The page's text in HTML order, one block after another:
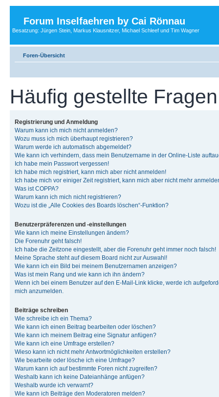
Forum Inselfaehren by Cai Rönnau
Besatzung: Jürgen Stein, Markus Klausnitzer, Michael Schleef und Tim Wagner
Foren-Übersicht
Häufig gestellte Fragen
Registrierung und Anmeldung
Warum kann ich mich nicht anmelden?
Wozu muss ich mich überhaupt registrieren?
Warum werde ich automatisch abgemeldet?
Wie kann ich verhindern, dass mein Benutzername in der Online-Liste
Ich habe mein Passwort vergessen!
Ich habe mich registriert, kann mich aber nicht anmelden!
Ich habe mich vor einiger Zeit registriert, kann mich aber nicht mehr
Was ist COPPA?
Warum kann ich mich nicht registrieren?
Wozu ist die „Alle Cookies des Boards löschen“-Funktion?
Benutzerpräferenzen und -einstellungen
Wie kann ich meine Einstellungen ändern?
Die Forenuhr geht falsch!
Ich habe die Zeitzone eingestellt, aber die Forenuhr geht immer noch falsch!
Meine Sprache steht auf diesem Board nicht zur Auswahl!
Wie kann ich ein Bild bei meinem Benutzernamen anzeigen?
Was ist mein Rang und wie kann ich ihn ändern?
Wenn ich bei einem Benutzer auf den E-Mail-Link klicke, werde ich
mich anzumelden.
Beiträge schreiben
Wie schreibe ich ein Thema?
Wie kann ich einen Beitrag bearbeiten oder löschen?
Wie kann ich meinem Beitrag eine Signatur anfügen?
Wie kann ich eine Umfrage erstellen?
Wieso kann ich nicht mehr Antwortmöglichkeiten erstellen?
Wie bearbeite oder lösche ich eine Umfrage?
Warum kann ich auf bestimmte Foren nicht zugreifen?
Weshalb kann ich keine Dateianhänge anfügen?
Weshalb wurde ich verwarnt?
Wie kann ich Beiträge den Moderatoren melden?